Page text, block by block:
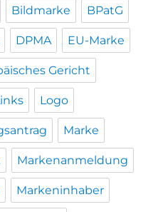
Bildmarke BPatG
DPMA EU-Marke
Gericht
Logo
Marke
Markenanmeldung
Markeninhaber